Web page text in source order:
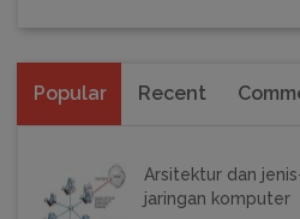
Popular Recent
Arsitektur dan
jaringan komputer